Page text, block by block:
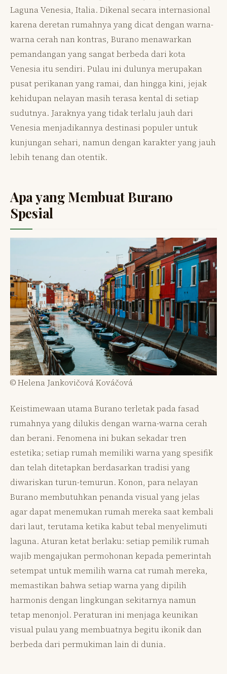
Laguna Venesia, Italia. Dikenal secara internasional
karena deretan rumahnya yang dicat dengan warna-
warna cerah nan kontras, Burano menawarkan
pemandangan yang sangat berbeda dari kota
Venesia itu sendiri. Pulau ini dulunya merupakan
pusat perikanan yang ramai, dan hingga kini, jejak
kehidupan nelayan masih terasa kental di setiap
sudutnya. Jaraknya yang tidak terlalu jauh dari
Venesia menjadikannya destinasi populer untuk
kunjungan sehari, namun dengan karakter yang jauh
lebih tenang dan otentik.
Apa yang Membuat Burano
Spesial
© Helena Jankovičová Kováčová
Keistimewaan utama Burano terletak pada fasad
rumahnya yang dilukis dengan warna-warna cerah
dan berani. Fenomena ini bukan sekadar tren
estetika; setiap rumah memiliki warna yang spesifik
dan telah ditetapkan berdasarkan tradisi yang
diwariskan turun-temurun. Konon, para nelayan
Burano membutuhkan penanda visual yang jelas
agar dapat menemukan rumah mereka saat kembali
dari laut, terutama ketika kabut tebal menyelimuti
laguna. Aturan ketat berlaku: setiap pemilik rumah
wajib mengajukan permohonan kepada pemerintah
setempat untuk memilih warna cat rumah mereka,
memastikan bahwa setiap warna yang dipilih
harmonis dengan lingkungan sekitarnya namun
tetap menonjol. Peraturan ini menjaga keunikan
visual pulau yang membuatnya begitu ikonik dan
berbeda dari permukiman lain di dunia.